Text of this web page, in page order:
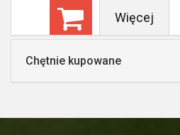
Więcej
Chętnie kupowane